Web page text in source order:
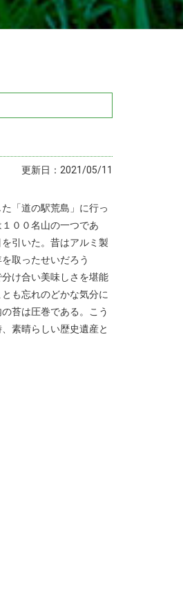
更新日：2021/05/11
「道の駅荒島」に行っ
００名山の一つであ
引いた。昔はアルミ製
取ったせいだろう
け合い美味しさを堪能
も忘れのどかな気分に
苔は圧巻である。こう
素晴らしい歴史遺産と